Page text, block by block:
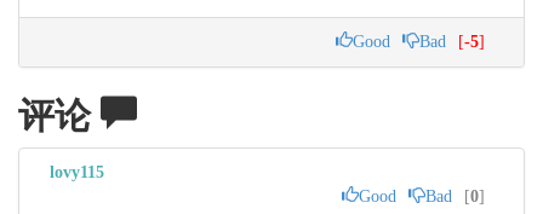
Good Bad [-5]
评论
lovy115
Good
Bad [0]